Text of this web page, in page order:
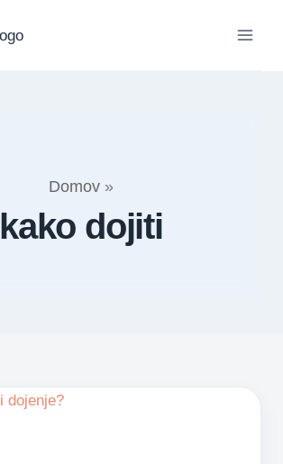
Domov »
kako dojiti